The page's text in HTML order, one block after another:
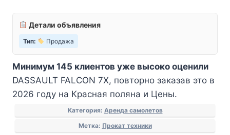
Детали объявления
Тип: Продажа
Минимум 145 клиентов уже высоко оценили
DASSAULT FALCON 7X, повторно заказав это в
2026 году на Красная поляна и Цены.
Категория: Аренда самолетов
Метка: Прокат техники